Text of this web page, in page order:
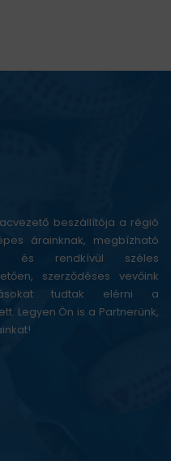
beszállítója a régió
árainknak, megbízható
és rendkívül széles
szerződéses vevőink
tudtak elérni a
Legyen Ön is a Partnerünk,